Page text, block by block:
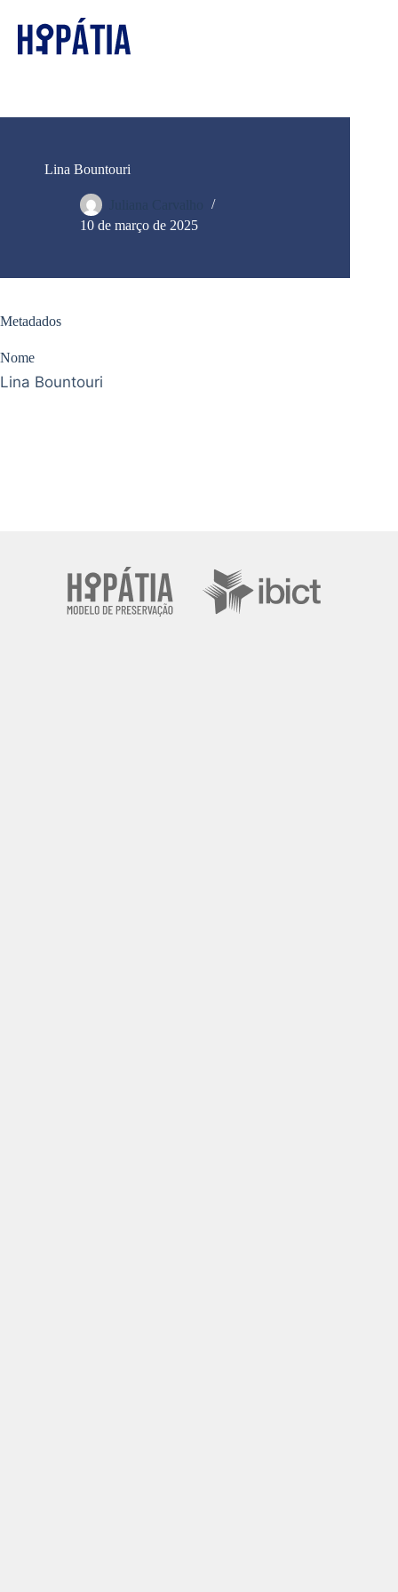
Lina Bountouri
10 de março de 2025
Metadados
Nome
Lina Bountouri